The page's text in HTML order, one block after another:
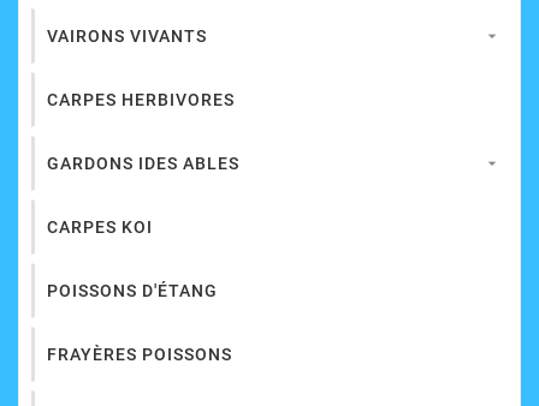
VAIRONS VIVANTS 
CARPES HERBIVORES
GARDONS IDES ABLES 
CARPES KOI
POISSONS D'ÉTANG
FRAYÈRES POISSONS